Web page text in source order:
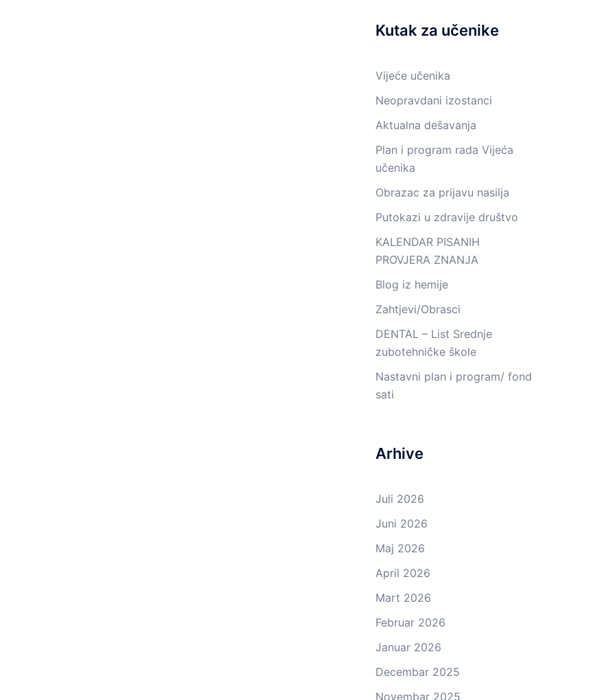
Kutak za učenike
Vijeće učenika
Neopravdani izostanci
Aktualna dešavanja
Plan i program rada Vijeća
učenika
Obrazac za prijavu nasilja
Putokazi u zdravije društvo
KALENDAR PISANIH
PROVJERA ZNANJA
Blog iz hemije
Zahtjevi/Obrasci
DENTAL – List Srednje
zubotehničke škole
Nastavni plan i program/ fond
sati
Arhive
Juli 2026
Juni 2026
Maj 2026
April 2026
Mart 2026
Februar 2026
Januar 2026
Decembar 2025
Novembar 2025